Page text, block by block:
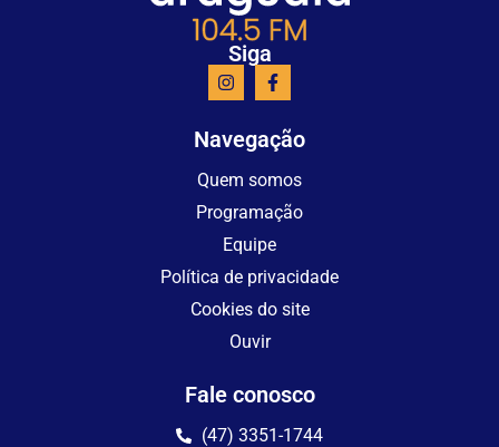
Siga
Navegação
Quem somos
Programação
Equipe
Política de privacidade
Cookies do site
Ouvir
Fale conosco
(47) 3351-1744